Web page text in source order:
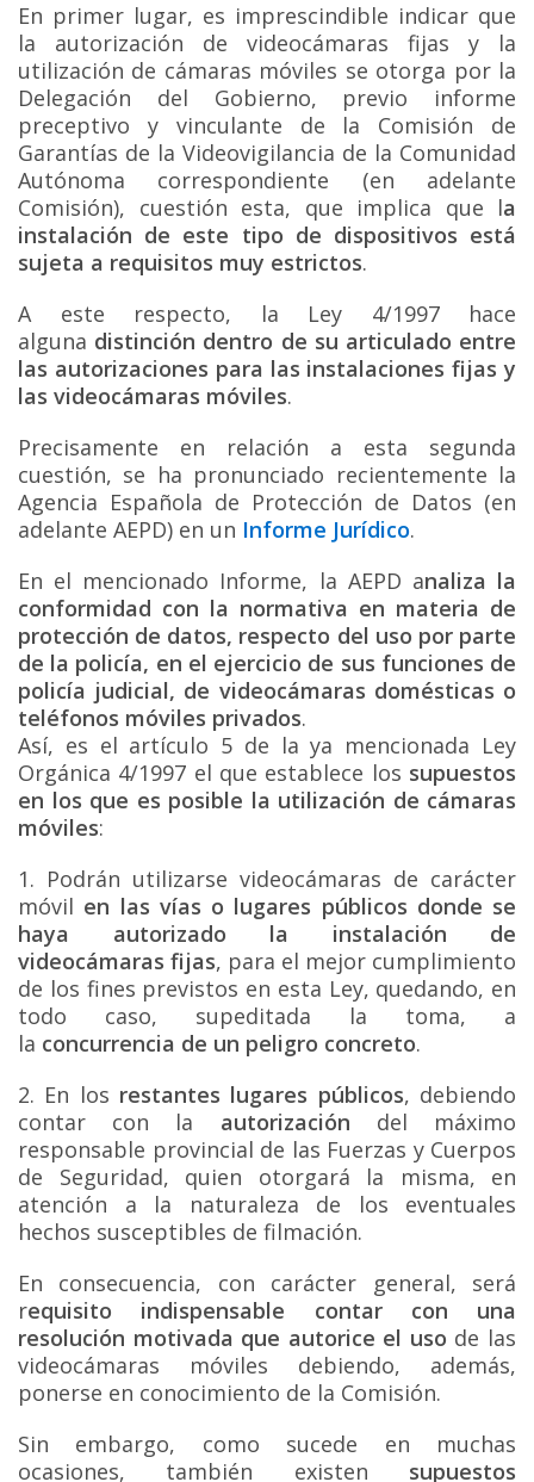
En primer lugar, es imprescindible indicar que
la autorización de videocámaras fijas y la
utilización de cámaras móviles se otorga por la
Delegación del Gobierno, previo informe
preceptivo y vinculante de la Comisión de
Garantías de la Videovigilancia de la Comunidad
Autónoma correspondiente (en adelante
Comisión), cuestión esta, que implica que la
instalación de este tipo de dispositivos está
sujeta a requisitos muy estrictos.
A este respecto, la Ley 4/1997 hace
alguna distinción dentro de su articulado entre
las autorizaciones para las instalaciones fijas y
las videocámaras móviles.
Precisamente en relación a esta segunda
cuestión, se ha pronunciado recientemente la
Agencia Española de Protección de Datos (en
adelante AEPD) en un Informe Jurídico.
En el mencionado Informe, la AEPD analiza la
conformidad con la normativa en materia de
protección de datos, respecto del uso por parte
de la policía, en el ejercicio de sus funciones de
policía judicial, de videocámaras domésticas o
teléfonos móviles privados.
Así, es el artículo 5 de la ya mencionada Ley
Orgánica 4/1997 el que establece los supuestos
en los que es posible la utilización de cámaras
móviles:
1. Podrán utilizarse videocámaras de carácter
móvil en las vías o lugares públicos donde se
haya autorizado la instalación de
videocámaras fijas, para el mejor cumplimiento
de los fines previstos en esta Ley, quedando, en
todo caso, supeditada la toma, a
la concurrencia de un peligro concreto.
2. En los restantes lugares públicos, debiendo
contar con la autorización del máximo
responsable provincial de las Fuerzas y Cuerpos
de Seguridad, quien otorgará la misma, en
atención a la naturaleza de los eventuales
hechos susceptibles de filmación.
En consecuencia, con carácter general, será
requisito indispensable contar con una
resolución motivada que autorice el uso de las
videocámaras móviles debiendo, además,
ponerse en conocimiento de la Comisión.
Sin embargo, como sucede en muchas
ocasiones, también existen supuestos